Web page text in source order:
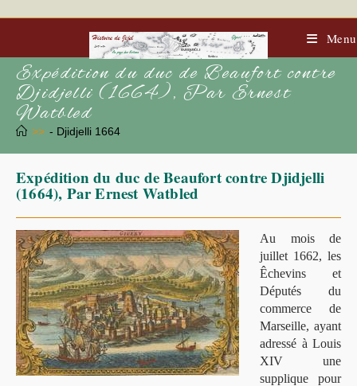
to
Menu
Expédition du duc de Beaufort contre
Djidjelli (1664), Par Ernest
Watbled
>> - Djidjelli 1664
Expédition du duc de Beaufort contre Djidjelli
(1664), Par Ernest Watbled
Au mois de
juillet 1662, les
Êchevins et
Députés du
commerce de
Marseille, ayant
adressé à Louis
XIV une
supplique pour